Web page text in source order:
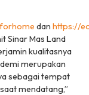
dan https://
Sinar Mas Land
kualitasnya
merupakan
sebagai tempat
mendatang,”